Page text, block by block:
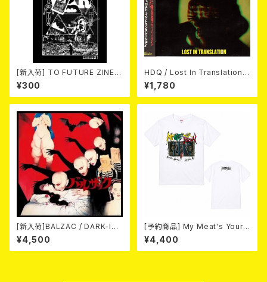
[新入荷] TO FUTURE ZINE 2
026 issue 21 -NO WAR! NO
HATE!- (ZINE)
¥300
HDQ / Lost In Translation
CD
¥1,780
[新入荷]BALZAC / DARK-IS
M -20th Anniversary Comp
ilation- (2CD)
¥4,500
[予約商品] My Meat's Your
Poison -あんたにゃ毒でもオイ
ラにゃ薬- (White) 熊本地震 復
興支援T-shirt 2026年8月末
¥4,400